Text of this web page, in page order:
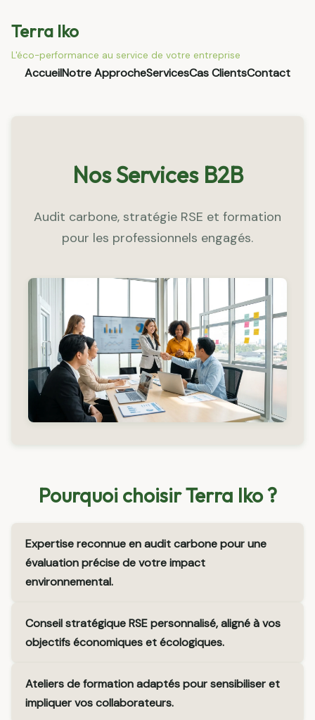
Terra Iko
L'éco-performance au service de votre entreprise
AccueilNotre ApprocheServicesCas ClientsContact
Nos Services B2B
Audit carbone, stratégie RSE et formation
pour les professionnels engagés.
Pourquoi choisir Terra Iko ?
Expertise reconnue en audit carbone pour une
évaluation précise de votre impact
environnemental.
Conseil stratégique RSE personnalisé, aligné à vos
objectifs économiques et écologiques.
Ateliers de formation adaptés pour sensibiliser et
impliquer vos collaborateurs.